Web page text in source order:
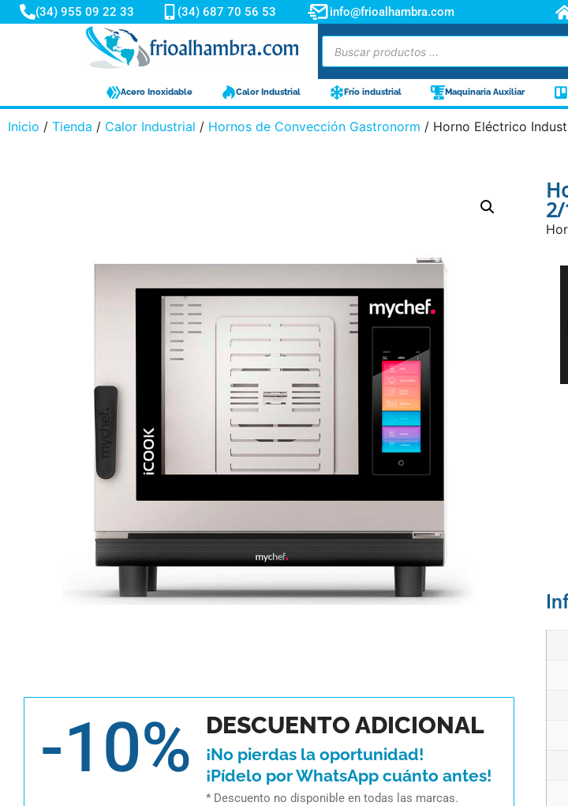
(34) 955 09 22 33 (34) 687 70 56 53 info@frioalhambra.com
Acero Inoxidable Calor Industrial Frío industrial Maquinaria Auxiliar
Inicio / Tienda / Calor Industrial / Hornos de Convección Gastronorm / Horno Eléctrico
-10% DESCUENTO ADICIONAL
¡No pierdas la oportunidad!
¡Pídelo por WhatsApp cuánto antes!
* Descuento no disponible en todas las marcas.